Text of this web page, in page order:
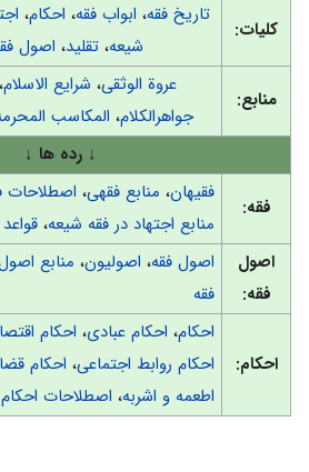
کلیات:
تاریخ فقه، ابواب فقه، احکام،
شیعه،تقلید، اصول
منابع:
عروة الوثقى، شرایع الاسلام،
جواهرالكلام، المكاسب
↓ رده ها ↓
فقه:
فقیهان، منابع فقهی، اصطلاحات
منابع اجتهاد در فقه شیعه،
اصول
فقه:
اصول فقه، اصولیون، منابع
فقه
احکام:
احکام، احکام عبادی، احکام
احکام روابط اجتماعی، احکام
اطعمه و اشربه، اصطلاحات احكام